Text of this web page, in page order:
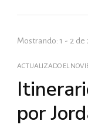
Mostrando: 1 - 2 de
ACTUALIZADO EL
por